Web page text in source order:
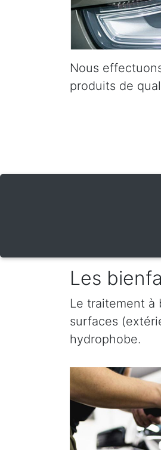
Nous
produits de
Les
Le traitement
surfaces
hydrophobe.